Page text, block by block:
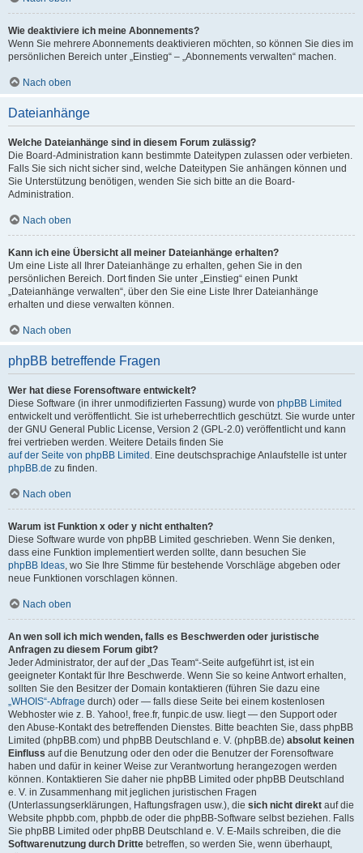
Wie deaktiviere ich meine Abonnements?
Wenn Sie mehrere Abonnements deaktivieren möchten, so können Sie dies im
persönlichen Bereich unter „Einstieg“ – „Abonnements verwalten“ machen.
Nach oben
Dateianhänge
Welche Dateianhänge sind in diesem Forum zulässig?
Die Board-Administration kann bestimmte Dateitypen zulassen oder verbieten.
Falls Sie sich nicht sicher sind, welche Dateitypen Sie anhängen können und
Sie Unterstützung benötigen, wenden Sie sich bitte an die Board-
Administration.
Nach oben
Kann ich eine Übersicht all meiner Dateianhänge erhalten?
Um eine Liste all Ihrer Dateianhänge zu erhalten, gehen Sie in den
persönlichen Bereich. Dort finden Sie unter „Einstieg“ einen Punkt
„Dateianhänge verwalten“, über den Sie eine Liste Ihrer Dateianhänge
erhalten und diese verwalten können.
Nach oben
phpBB betreffende Fragen
Wer hat diese Forensoftware entwickelt?
Diese Software (in ihrer unmodifizierten Fassung) wurde von phpBB Limited
entwickelt und veröffentlicht. Sie ist urheberrechtlich geschützt. Sie wurde unter
der GNU General Public License, Version 2 (GPL-2.0) veröffentlicht und kann
frei vertrieben werden. Weitere Details finden Sie
auf der Seite von phpBB Limited . Eine deutschsprachige Anlaufstelle ist unter
phpBB.de zu finden.
Nach oben
Warum ist Funktion x oder y nicht enthalten?
Diese Software wurde von phpBB Limited geschrieben. Wenn Sie denken,
dass eine Funktion implementiert werden sollte, dann besuchen Sie
phpBB Ideas, wo Sie Ihre Stimme für bestehende Vorschläge abgeben oder
neue Funktionen vorschlagen können.
Nach oben
An wen soll ich mich wenden, falls es Beschwerden oder juristische
Anfragen zu diesem Forum gibt?
Jeder Administrator, der auf der „Das Team“-Seite aufgeführt ist, ist ein
geeigneter Kontakt für Ihre Beschwerde. Wenn Sie so keine Antwort erhalten,
sollten Sie den Besitzer der Domain kontaktieren (führen Sie dazu eine
„WHOIS“-Abfrage durch) oder — falls diese Seite bei einem kostenlosen
Webhoster wie z. B. Yahoo!, free.fr, funpic.de usw. liegt — den Support oder
den Abuse-Kontakt des betreffenden Dienstes. Bitte beachten Sie, dass phpBB
Limited (phpBB.com) und phpBB Deutschland e. V. (phpBB.de) absolut keinen
Einfluss auf die Benutzung oder den oder die Benutzer der Forensoftware
haben und dafür in keiner Weise zur Verantwortung herangezogen werden
können. Kontaktieren Sie daher nie phpBB Limited oder phpBB Deutschland
e. V. in Zusammenhang mit jeglichen juristischen Fragen
(Unterlassungserklärungen, Haftungsfragen usw.), die sich nicht direkt auf die
Website phpbb.com, phpbb.de oder die phpBB-Software selbst beziehen. Falls
Sie phpBB Limited oder phpBB Deutschland e. V. E-Mails schreiben, die die
Softwarenutzung durch Dritte betreffen, so werden Sie, wenn überhaupt,